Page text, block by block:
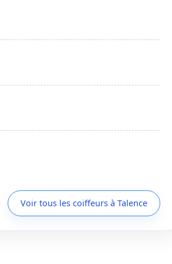
Voir tous les coiffeurs à Talence